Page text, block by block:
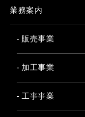
業務案内
- 販売事業
- 加工事業
- 工事事業